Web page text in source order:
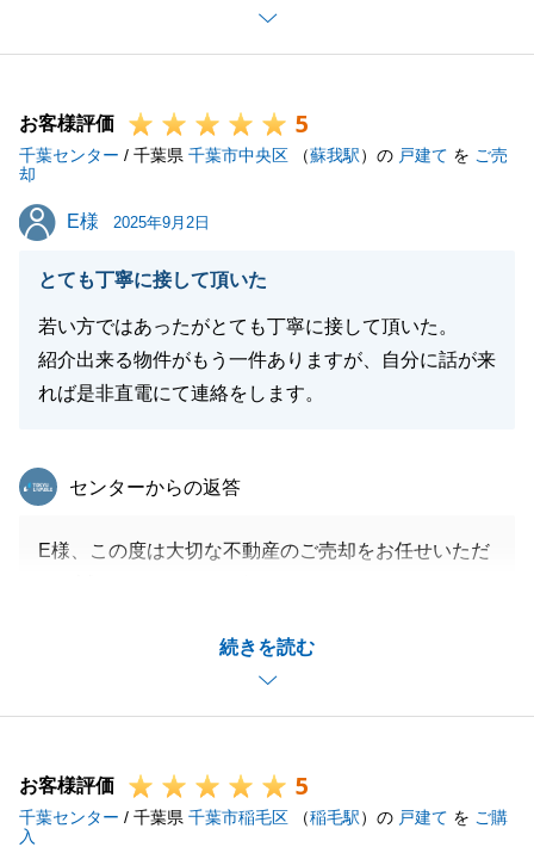
ら、お気軽にお申し付けください。
閉じる
お客様評価 5
千葉センター / 千葉県 千葉市中央区 （蘇我駅）の 戸建て を ご売
却
E様
E様 2025年9月2日
とても丁寧に接して頂いた
若い方ではあったがとても丁寧に接して頂いた。
紹介出来る物件がもう一件ありますが、自分に話が来
れば是非直電にて連絡をします。
続きを読む
東急リバブル
センターからの返答
E様、この度は大切な不動産のご売却をお任せいただ
たことが無事お引き渡しに繋がったかと存じます。
今後も何かお手伝いできることがございましたらお気
軽にお申しつけくださいませ。よろしくお願いいたし
お客様評価 5
千葉センター / 千葉県 千葉市稲毛区 （稲毛駅）の 戸建て を ご購
入